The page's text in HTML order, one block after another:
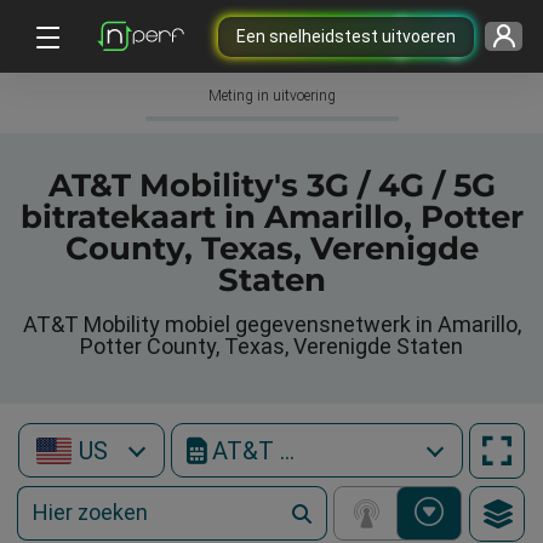
Een snelheidstest uitvoeren
Meting in uitvoering
AT&T Mobility's 3G / 4G / 5G
bitratekaart in Amarillo, Potter
County, Texas, Verenigde
Staten
AT&T Mobility mobiel gegevensnetwerk in Amarillo,
Potter County, Texas, Verenigde Staten
US AT&T Mobility